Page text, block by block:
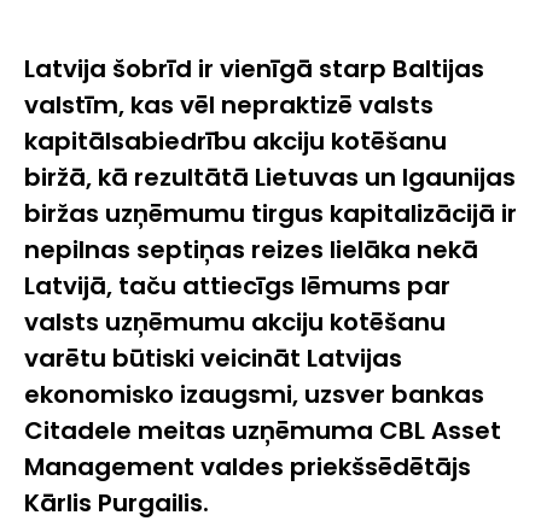
Latvija šobrīd ir vienīgā starp Baltijas
valstīm, kas vēl nepraktizē valsts
kapitālsabiedrību akciju kotēšanu
biržā, kā rezultātā Lietuvas un Igaunijas
biržas uzņēmumu tirgus kapitalizācijā ir
nepilnas septiņas reizes lielāka nekā
Latvijā, taču attiecīgs lēmums par
valsts uzņēmumu akciju kotēšanu
varētu būtiski veicināt Latvijas
ekonomisko izaugsmi, uzsver bankas
Citadele meitas uzņēmuma CBL Asset
Management valdes priekšsēdētājs
Kārlis Purgailis.